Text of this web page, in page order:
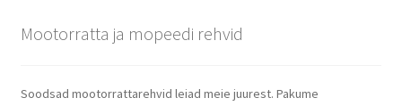
Mootorratta ja mopeedi rehvid
Soodsad mootorrattarehvid leiad meie juurest. Pakume